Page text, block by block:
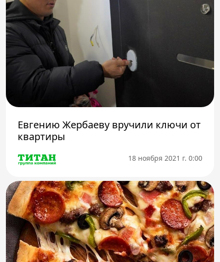
Евгению Жербаеву вручили ключи от
квартиры
18 ноября 2021 г. 0:00